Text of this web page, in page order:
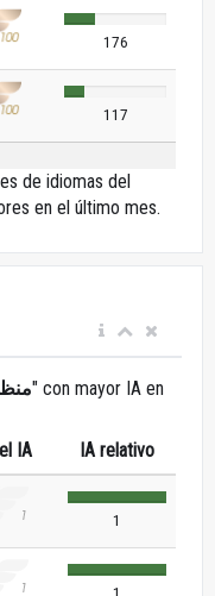
176
117
de idiomas del
en el último mes.
" con mayor IA en
IA IA relativo
1